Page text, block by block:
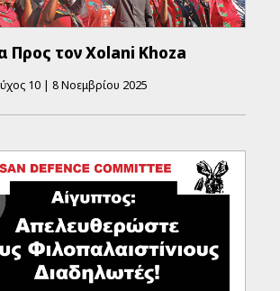
Προς τον Xolani Khoza
10 | 8 Νοεμβρίου 2025